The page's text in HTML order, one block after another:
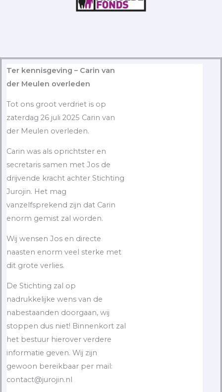
Ter kennisgeving – Carin van
der Meulen overleden
Tot ons groot verdriet is op
zaterdag 26 juli 2025 Carin van
der Meulen overleden.
Carin was als oprichtster en
secretaris samen met Jos de
drijvende kracht achter Stichting
Jurojin. Het mag
vanzelfsprekend zijn dat Carin
enorm gemist zal worden.
Wij wensen Jos en directe
naasten enorm veel sterke met
dit grote verlies.
De Stichting zal op
nadrukkelijke wens van de
nabestaanden doorgaan, wij
stoppen dus niet! Binnenkort zal
het bestuur hierover verdere
informatie geven. Wij zijn
gewoon bereikbaar per mail:
contact@jurojin.nl